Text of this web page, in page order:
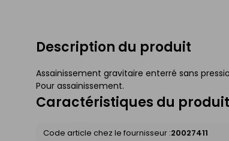
Description du produit
Assainissement gravitaire enterré sans
Pour assainissement.
Caractéristiques du produit
Code article chez le fournisseur :20027411